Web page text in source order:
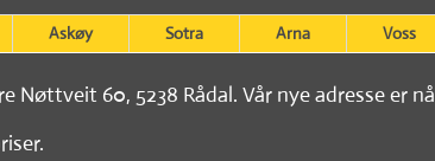
Askøy Sotra Arna Voss
60, 5238 Rådal. Vår nye adresse er nå